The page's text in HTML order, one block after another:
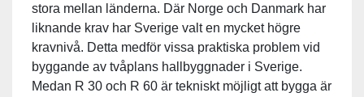
stora mellan länderna. Där Norge och Danmark har
liknande krav har Sverige valt en mycket högre
kravnivå. Detta medför vissa praktiska problem vid
byggande av tvåplans hallbyggnader i Sverige.
Medan R 30 och R 60 är tekniskt möjligt att bygga är